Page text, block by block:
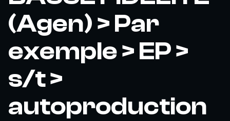
(Agen) > Par
exemple > EP >
s/t >
autoproduction